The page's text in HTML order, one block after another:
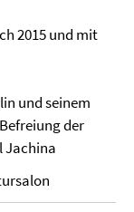
2015 und mit
und seinem
der
Jachina